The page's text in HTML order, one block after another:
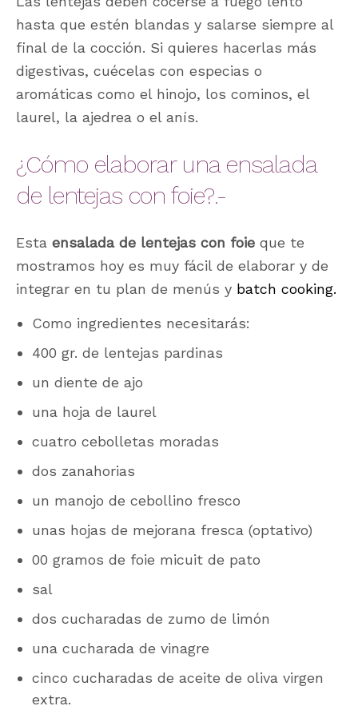
hasta que estén blandas y salarse siempre al
final de la cocción. Si quieres hacerlas más
digestivas, cuécelas con especias o
aromáticas como el hinojo, los cominos, el
laurel, la ajedrea o el anís.
¿Cómo elaborar una ensalada
de lentejas con foie?.-
Esta ensalada de lentejas con foie que te
mostramos hoy es muy fácil de elaborar y de
integrar en tu plan de menús y batch cooking.
Como ingredientes necesitarás:
400 gr. de lentejas pardinas
un diente de ajo
una hoja de laurel
cuatro cebolletas moradas
dos zanahorias
un manojo de cebollino fresco
unas hojas de mejorana fresca (optativo)
00 gramos de foie micuit de pato
sal
dos cucharadas de zumo de limón
una cucharada de vinagre
cinco cucharadas de aceite de oliva virgen
extra.